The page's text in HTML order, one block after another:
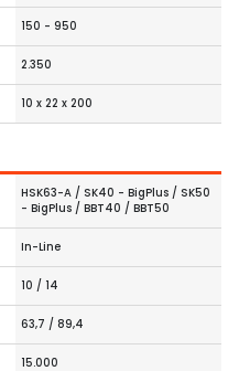
150 - 950
2.350
10 x 22 x 200
HSK63-A / SK40 - BigPlus / SK50
- BigPlus / BBT40 / BBT50
In-Line
10 / 14
63,7 / 89,4
15.000